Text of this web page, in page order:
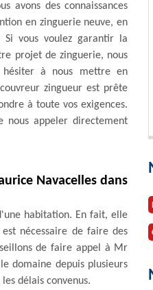
avons des connaissances
en zinguerie neuve, en
vous voulez garantir la
projet de zinguerie, nous
à nous mettre en
zingueur est prête
à toute vos exigences.
nous appeler directement
Navacelles dans
habitation. En fait, elle
nécessaire de faire des
de faire appel à Mr
domaine depuis plusieurs
délais convenus.